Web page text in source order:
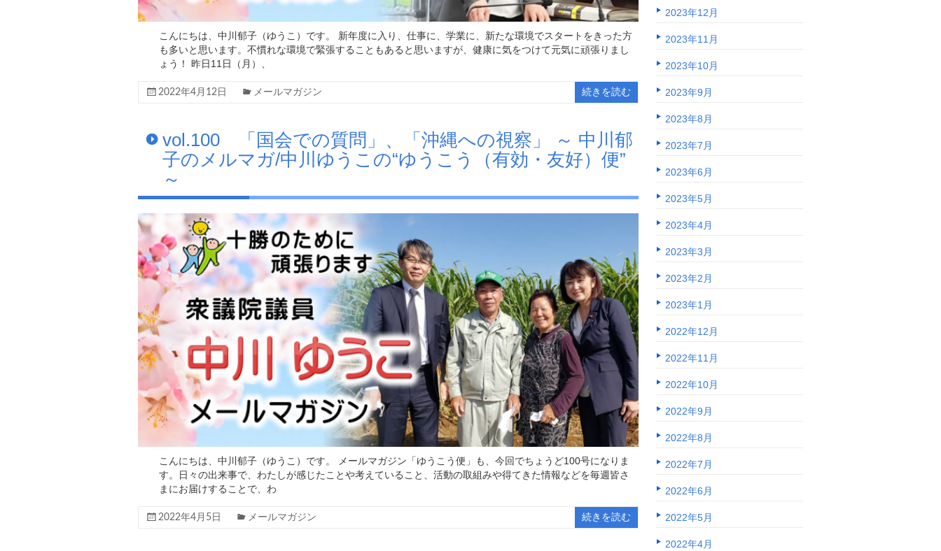
こんにちは、中川郁子（ゆうこ）です。 新年度に入り、仕事に、学業に、新たな環境でスタートをきった方
も多いと思います。不慣れな環境で緊張することもあると思いますが、健康に気をつけて元気に頑張りまし
ょう！ 昨日11日（月）、
2022年4月12日 メールマガジン 続きを読む
vol.100 「国会での質問」、「沖縄への視察」 ～ 中川郁
子のメルマガ/中川ゆうこの“ゆうこう（有効・友好）便”
～
こんにちは、中川郁子（ゆうこ）です。 メールマガジン「ゆうこう便」も、今回でちょうど100号になりま
す。日々の出来事で、わたしが感じたことや考えていること、活動の取組みや得てきた情報などを毎週皆さ
まにお届けすることで、わ
2022年4月5日 メールマガジン 続きを読む
2023年12月
2023年11月
2023年10月
2023年9月
2023年8月
2023年7月
2023年6月
2023年5月
2023年4月
2023年3月
2023年2月
2023年1月
2022年12月
2022年11月
2022年10月
2022年9月
2022年8月
2022年7月
2022年6月
2022年5月
2022年4月